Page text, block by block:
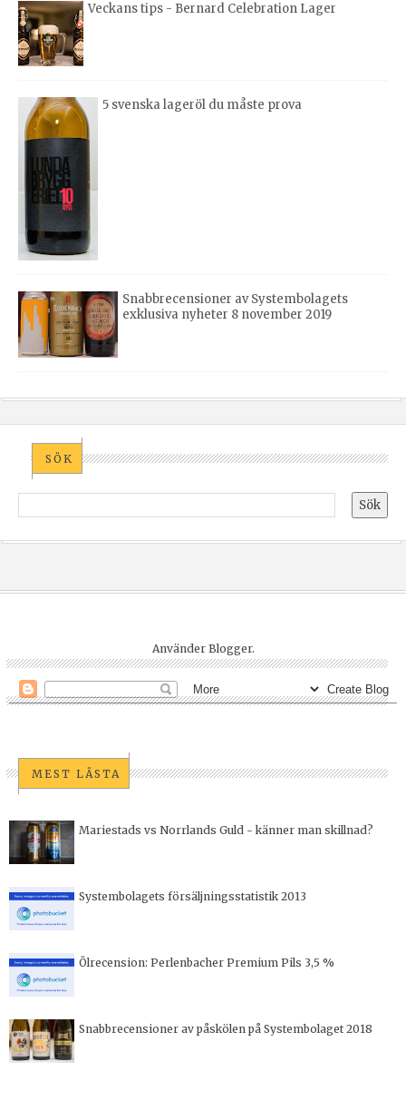
Veckans tips - Bernard Celebration Lager
5 svenska lageröl du måste prova
Snabbrecensioner av Systembolagets
exklusiva nyheter 8 november 2019
SÖK
Använder Blogger.
MEST LÄSTA
Mariestads vs Norrlands Guld - känner man skillnad?
Systembolagets försäljningsstatistik 2013
Ölrecension: Perlenbacher Premium Pils 3,5 %
Snabbrecensioner av påskölen på Systembolaget 2018